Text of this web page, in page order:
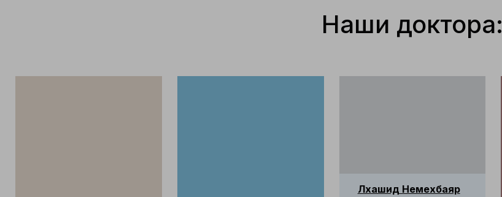
Наши доктора:
Лхашид Немехбаяр